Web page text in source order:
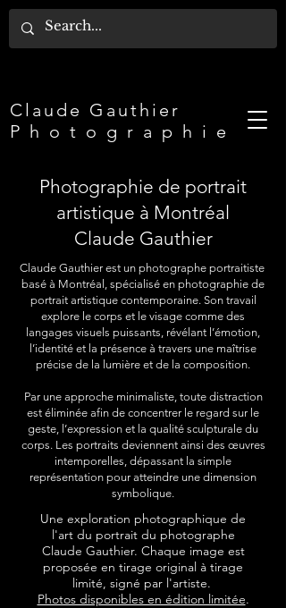
Claude Gauthier​
P h o t o g r a p h i e
Photographie de portrait
artistique à Montréal
Claude Gauthier
Claude Gauthier est un photographe portraitiste
basé à Montréal, spécialisé en photographie de
portrait artistique contemporaine. Son travail
explore le corps et le visage comme des
langages visuels puissants, révélant l’émotion,
l’identité et la présence à travers une maîtrise
précise de la lumière et de la composition.
Par une approche minimaliste, toute distraction
est éliminée afin de concentrer le regard sur le
geste, l’expression et la qualité sculpturale du
corps. Les portraits deviennent ainsi des œuvres
intemporelles, dépassant la simple
représentation pour atteindre une dimension
symbolique.
Une exploration photographique de
l'art du portrait du photographe
Claude Gauthier. Chaque image est
proposée en tirage original à tirage
limité, signé par l'artiste.
Photos disponibles en édition limitée.